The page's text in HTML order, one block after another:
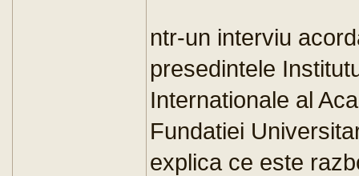
ntr-un interviu
presedintele
Internationale al
Fundatiei
explica ce este